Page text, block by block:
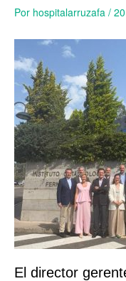
Por hospitalarruzafa /
El director